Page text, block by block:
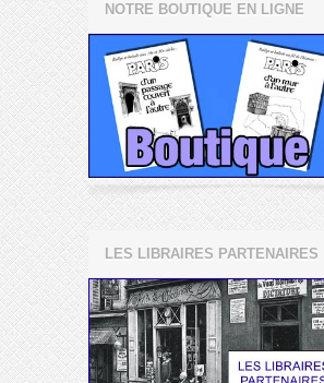
NOTRE BOUTIQUE EN LIGNE
LES LIBRAIRES PARTENAIRES